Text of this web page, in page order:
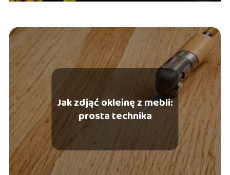
Jak zdjąć okleinę z mebli:
prosta technika